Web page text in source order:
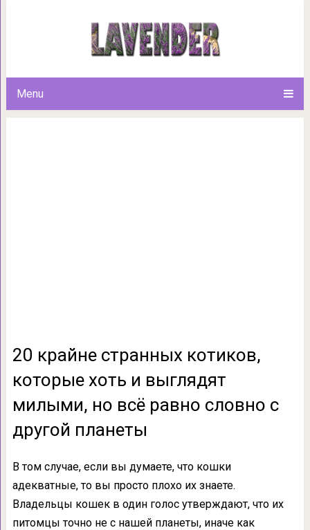
Menu
20 крайне странных
милыми, но всё равно
20 крайне странных котиков,
которые хоть и выглядят
милыми, но всё равно словно с
другой планеты
В том случае, если вы думаете, что кошки
адекватные, то вы просто плохо их знаете.
Владельцы кошек в один голос утверждают, что их
питомцы точно не с нашей планеты, иначе как